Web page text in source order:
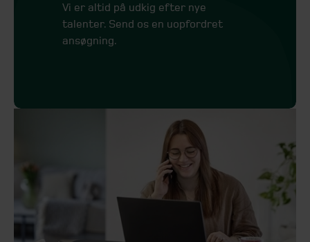
Vi er altid på udkig efter nye
talenter. Send os en uopfordret
ansøgning.